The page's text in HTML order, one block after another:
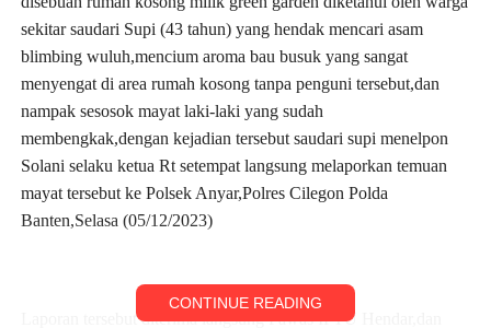
sekitar saudari Supi (43 tahun) yang hendak mencari asam
blimbing wuluh,mencium aroma bau busuk yang sangat
menyengat di area rumah kosong tanpa penguni tersebut,dan
nampak sesosok mayat laki-laki yang sudah
membengkak,dengan kejadian tersebut saudari supi menelpon
Solani selaku ketua Rt setempat langsung melaporkan temuan
mayat tersebut ke Polsek Anyar,Polres Cilegon Polda
Banten,Selasa (05/12/2023)
Laporan tersebut diterima langsung Pawas IPTU Hendar,dan
CONTINUE READING